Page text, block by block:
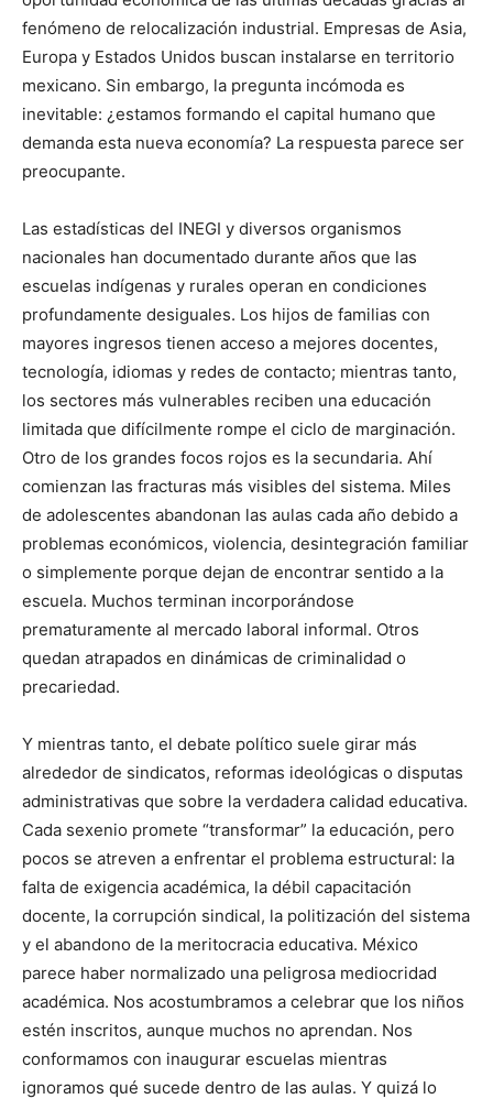
fenómeno de relocalización industrial. Empresas de Asia,
Europa y Estados Unidos buscan instalarse en territorio
mexicano. Sin embargo, la pregunta incómoda es
inevitable: ¿estamos formando el capital humano que
demanda esta nueva economía? La respuesta parece ser
preocupante.
Las estadísticas del INEGI y diversos organismos
nacionales han documentado durante años que las
escuelas indígenas y rurales operan en condiciones
profundamente desiguales. Los hijos de familias con
mayores ingresos tienen acceso a mejores docentes,
tecnología, idiomas y redes de contacto; mientras tanto,
los sectores más vulnerables reciben una educación
limitada que difícilmente rompe el ciclo de marginación.
Otro de los grandes focos rojos es la secundaria. Ahí
comienzan las fracturas más visibles del sistema. Miles
de adolescentes abandonan las aulas cada año debido a
problemas económicos, violencia, desintegración familiar
o simplemente porque dejan de encontrar sentido a la
escuela. Muchos terminan incorporándose
prematuramente al mercado laboral informal. Otros
quedan atrapados en dinámicas de criminalidad o
precariedad.
Y mientras tanto, el debate político suele girar más
alrededor de sindicatos, reformas ideológicas o disputas
administrativas que sobre la verdadera calidad educativa.
Cada sexenio promete “transformar” la educación, pero
pocos se atreven a enfrentar el problema estructural: la
falta de exigencia académica, la débil capacitación
docente, la corrupción sindical, la politización del sistema
y el abandono de la meritocracia educativa. México
parece haber normalizado una peligrosa mediocridad
académica. Nos acostumbramos a celebrar que los niños
estén inscritos, aunque muchos no aprendan. Nos
conformamos con inaugurar escuelas mientras
ignoramos qué sucede dentro de las aulas. Y quizá lo